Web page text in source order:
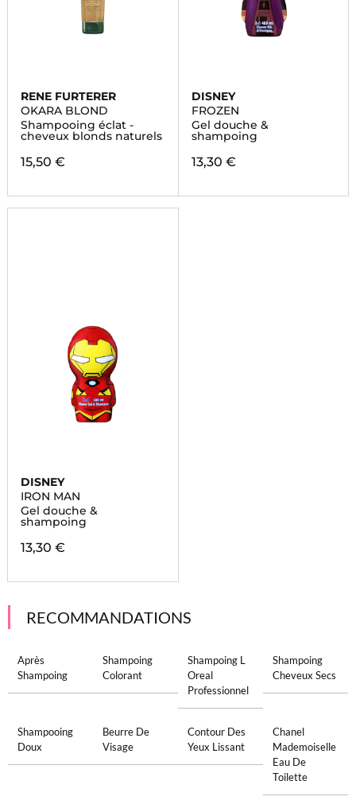
RENE FURTERER
OKARA BLOND
Shampooing éclat -
cheveux blonds naturels
15,50 €
DISNEY
FROZEN
Gel douche &
shampoing
13,30 €
DISNEY
IRON MAN
Gel douche &
shampoing
13,30 €
RECOMMANDATIONS
Après
Shampoing
Shampoing
Colorant
Shampoing L
Oreal
Professionnel
Shampoing
Cheveux Secs
Shampooing
Doux
Beurre De
Visage
Contour Des
Yeux Lissant
Chanel
Mademoiselle
Eau De
Toilette